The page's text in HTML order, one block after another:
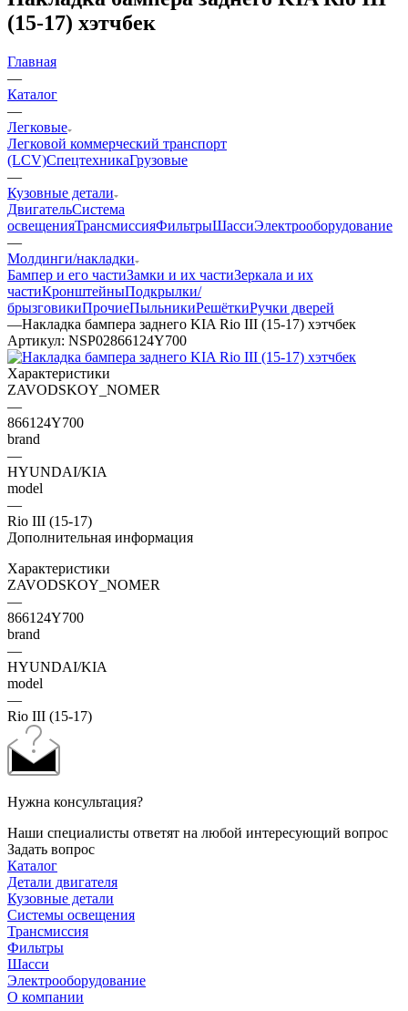
(15-17) хэтчбек
Главная
—
Каталог
—
Легковые
Легковой коммерческий транспорт
(LCV)СпецтехникаГрузовые
—
Кузовные детали
ДвигательСистема
освещенияТрансмиссияФильтрыШассиЭлектрооборудование
—
Молдинги/накладки
Бампер и его частиЗамки и их частиЗеркала и их
частиКронштейныПодкрылки/
брызговикиПрочиеПыльникиРешёткиРучки дверей
—Накладка бампера заднего KIA Rio III (15-17) хэтчбек
Артикул: NSP02866124Y700
Характеристики
ZAVODSKOY_NOMER
—
866124Y700
brand
—
HYUNDAI/KIA
model
—
Rio III (15-17)
Дополнительная информация
Характеристики
ZAVODSKOY_NOMER
—
866124Y700
brand
—
HYUNDAI/KIA
model
—
Rio III (15-17)
Нужна консультация?
Наши специалисты ответят на любой интересующий вопрос
Задать вопрос
Каталог
Детали двигателя
Кузовные детали
Системы освещения
Трансмиссия
Фильтры
Шасси
Электрооборудование
О компании